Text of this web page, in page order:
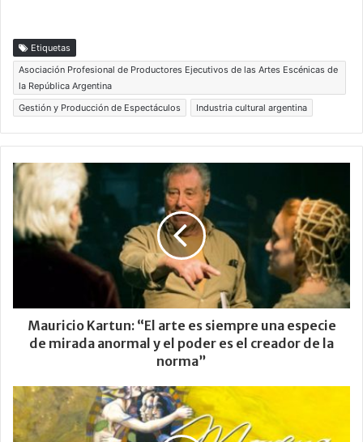
Etiquetas
Asociación Profesional de Productores Ejecutivos de las Artes Escénicas de
la República Argentina
Gestión y Producción de Espectáculos
Industria cultural argentina
Mauricio Kartun: “El arte es siempre una especie
de mirada anormal y el poder es el creador de la
norma”